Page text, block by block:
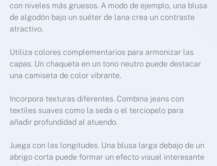
con niveles más gruesos. A modo de ejemplo, una blusa
de algodón bajo un suéter de lana crea un contraste
atractivo.
Utiliza colores complementarios para armonizar las
capas. Un chaqueta en un tono neutro puede destacar
una camiseta de color vibrante.
Incorpora texturas diferentes. Combina jeans con
textiles suaves como la seda o el terciopelo para
añadir profundidad al atuendo.
Juega con las longitudes. Una blusa larga debajo de un
abrigo corta puede formar un efecto visual interesante